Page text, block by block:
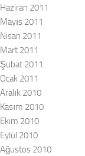
Haziran 2011
Mayıs 2011
Nisan 2011
Mart 2011
Şubat 2011
Ocak 2011
Aralık 2010
Kasım 2010
Ekim 2010
Eylül 2010
Ağustos 2010